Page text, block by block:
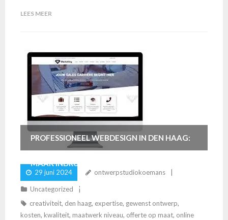
LEES MEER
PROFESSIONEEL WEBDESIGN IN DEN HAAG:
MAAK INDRUK ONLINE MET CREATIEVE
OPLOSSINGEN
29 juni 2024 ontwerpstudiokoemans
Uncategorized
creativiteit, den haag, expertise, gewenst ontwerp,
kosten, kwaliteit, maatwerk niveau, offerte op maat, online